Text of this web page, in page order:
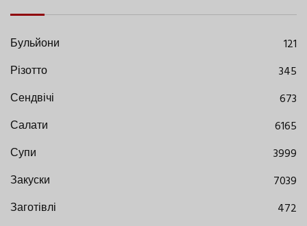
Бульйони
121
Різотто
345
Сендвічі
673
Салати
6165
Супи
3999
Закуски
7039
Заготівлі
472